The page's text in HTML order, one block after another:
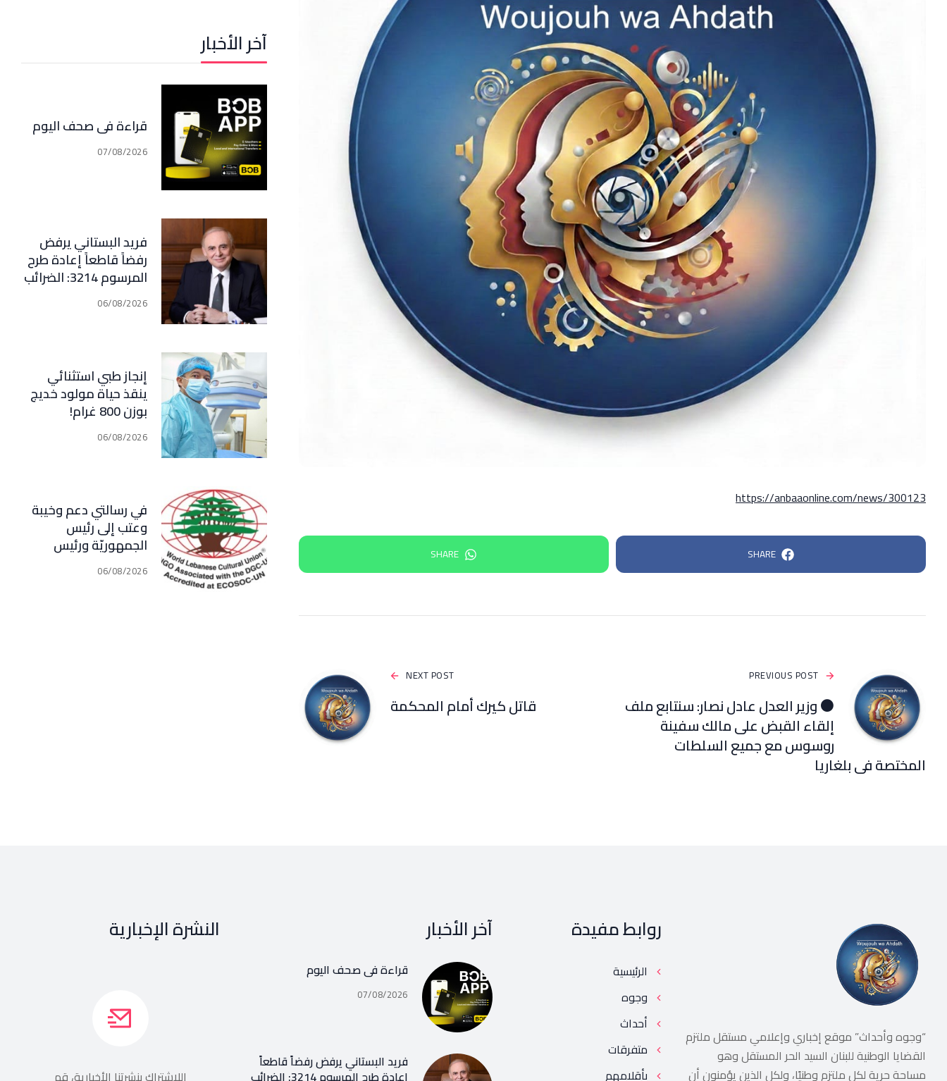
https://anbaaonline.com/news/300123
SHARE
SHARE
PREVIOUS POST
⚫️ وزير العدل عادل نصار: سنتابع ملف
إلقاء القبض على مالك سفينة
روسوس مع جميع السلطات
المختصة في بلغاريا
NEXT POST
قاتل كيرك أمام المحكمة
آخر الأخبار
قراءة في صحف اليوم
07/08/2026
فريد البستاني يرفض
رفضاً قاطعاً إعادة طرح
المرسوم 3214: الضرائب
الجديدة تعرقل التعافي
الاقتصادي وتناقض
06/08/2026
إنجاز طبي استثنائي
ينقذ حياة مولود خديج
بوزن 800 غرام!
06/08/2026
في رسالتي دعم وخيبة
وعتب إلى رئيس
الجمهوريّة ورئيس
مجلس الوزراء .. رئيس
الجامعة اللبنانية
06/08/2026
“وجوه وأحداث” موقع إخباري وإعلامي مستقل ملتزم
القضايا الوطنية للبنان السيد الحر المستقل وهو
مساحة حرية لكل ملتزم وطنيًا، ولكل الذين يؤمنون أن
روابط مفيدة
الرئيسية
وجوه
أحداث
متفرقات
بأقلامهم
آخر الأخبار
قراءة في صحف اليوم
07/08/2026
فريد البستاني يرفض رفضاً قاطعاً
النشرة الإخبارية